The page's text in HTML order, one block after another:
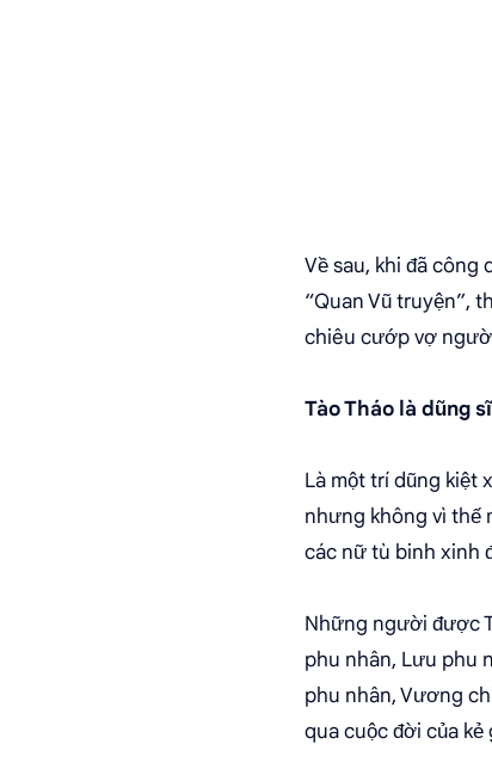
Về sau, khi đã công
“Quan Vũ truyện”,
chiêu cướp vợ
Tào Tháo là dũng
Là một trí dũng kiệt
nhưng không vì thế
các nữ tù binh xinh
Những người được
phu nhân, Lưu phu
phu nhân, Vương
qua cuộc đời của